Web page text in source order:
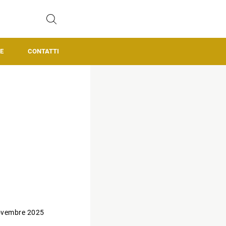
CONTATTI
2025